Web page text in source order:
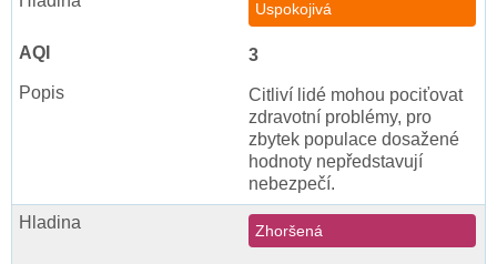
Uspokojivá
3
Citliví lidé mohou pociťovat
zdravotní problémy, pro
zbytek populace dosažené
hodnoty nepředstavují
nebezpečí.
Zhoršená